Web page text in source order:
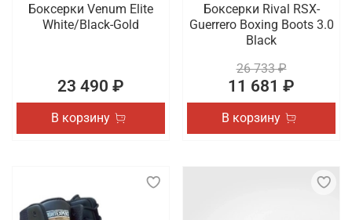
Боксерки Venum Elite
White/Black-Gold
23 490 ₽
В корзину
Боксерки Rival RSX-
Guerrero Boxing Boots 3.0
Black
26 733 ₽
11 681 ₽
В корзину